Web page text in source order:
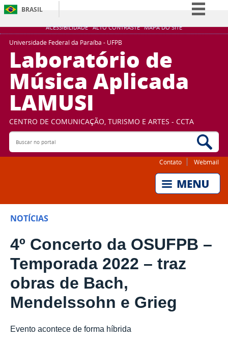
ACESSIBILIDADE ALTO CONTRASTE MAPA DO SITE
BRASIL
Simplifique!
Participe
Acesso à informação
Legislação
Universidade Federal da Paraíba - UFPB
Laboratório de
Música Aplicada
LAMUSI
CENTRO DE COMUNICAÇÃO, TURISMO E ARTES - CCTA
Buscar no portal
Contato Webmail
NOTÍCIAS
4º Concerto da OSUFPB –
Temporada 2022 – traz
obras de Bach,
Mendelssohn e Grieg
Evento acontece de forma híbrida